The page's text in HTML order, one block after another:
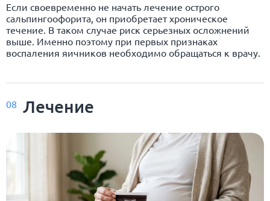
Если своевременно не начать лечение острого
сальпингоофорита, он приобретает хроническое
течение. В таком случае риск серьезных осложнений
выше. Именно поэтому при первых признаках
воспаления яичников необходимо обращаться к врачу.
08 Лечение